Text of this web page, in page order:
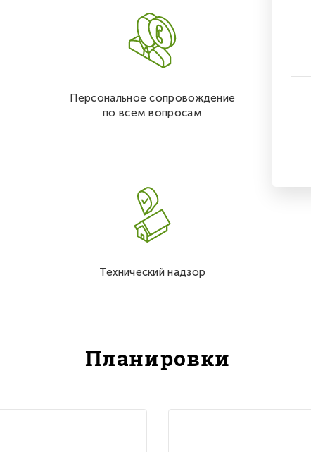
Персональное сопровождение
по всем вопросам
Технический надзор
Планировки